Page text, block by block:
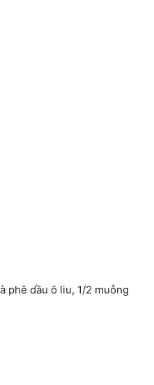
phê dầu ô liu, 1/2 muỗng